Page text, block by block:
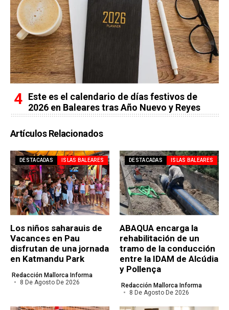
Este es el calendario de días festivos de
2026 en Baleares tras Año Nuevo y Reyes
Artículos Relacionados
DESTACADAS ISLAS BALEARES
Los niños saharauis de
Vacances en Pau
disfrutan de una jornada
en Katmandu Park
Redacción Mallorca Informa
8 De Agosto De 2026
DESTACADAS ISLAS BALEARES
ABAQUA encarga la
rehabilitación de un
tramo de la conducción
entre la IDAM de Alcúdia
y Pollença
Redacción Mallorca Informa
8 De Agosto De 2026